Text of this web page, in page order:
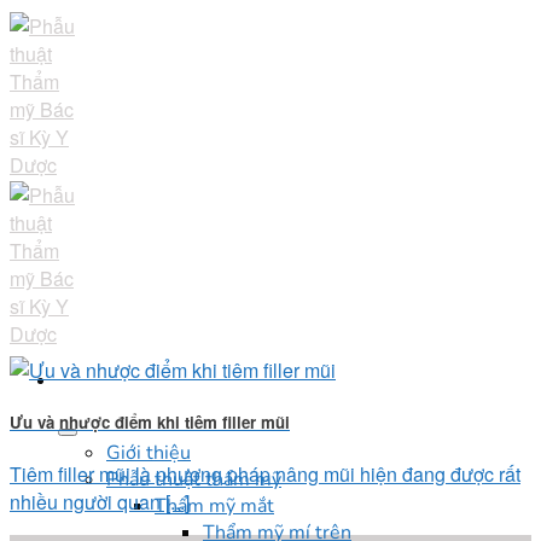
Skip
to
content
Giới thiệu
Phẫu thuật thẩm mỹ
Thẩm mỹ mắt
Thẩm mỹ mí trên
Ưu và nhược điểm khi tiêm filler mũi
Tiêm filler mũi là phương pháp nâng mũi hiện đang được rất
nhiều người quan [...]